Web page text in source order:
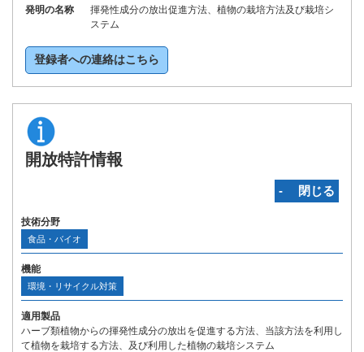
発明の名称
揮発性成分の放出促進方法、植物の栽培方法及び栽培シ
ステム
登録者への連絡はこちら
開放特許情報
‐ 閉じる
技術分野
食品・バイオ
機能
環境・リサイクル対策
適用製品
ハーブ類植物からの揮発性成分の放出を促進する方法、当該方法を利用し
て植物を栽培する方法、及び利用した植物の栽培システム